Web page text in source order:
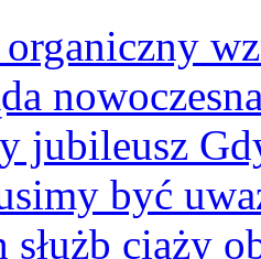
jubileusz
być
służb ciąży